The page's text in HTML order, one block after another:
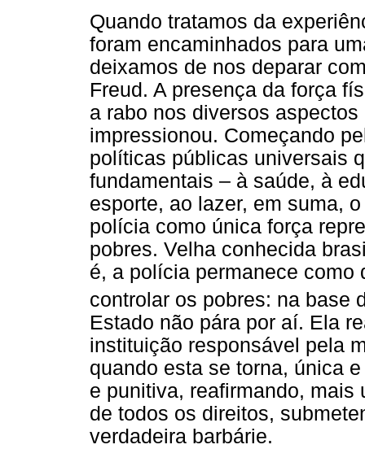
Quando tratamos da
foram encaminhados para
deixamos de nos deparar
Freud. A presença da força
a rabo nos diversos
impressionou. Começando
políticas públicas universais
fundamentais – à saúde, à
esporte, ao lazer, em suma,
polícia como única força
pobres. Velha conhecida
é, a polícia permanece como
controlar os pobres: na base
Estado não pára por aí. Ela
instituição responsável pela
quando esta se torna, única
e punitiva, reafirmando,
de todos os direitos,
verdadeira barbárie.